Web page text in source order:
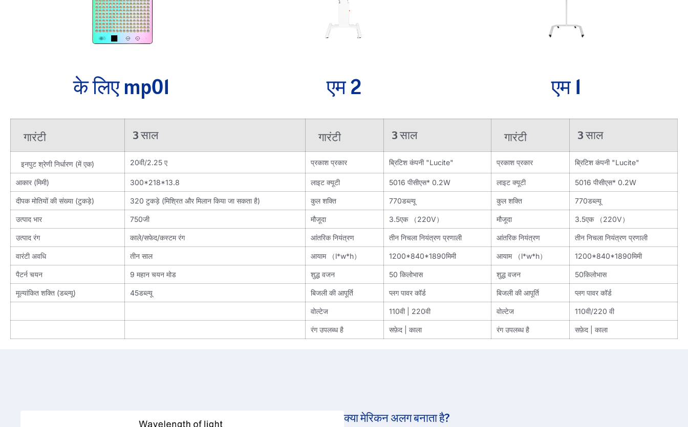
के लिए mp01 एम 2 एम 1
गारंटी 3 साल गारंटी 3 साल गारंटी 3 साल
इनपुट श्रेणी निर्धारण (में एक) 20वी/2.25 ए प्रकाश प्रकार ब्रिटिश कंपनी "Lucite" प्रकाश प्रकार ब्रिटिश कंपनी "Lucite"
आकार (मिमी) 300*218*13.8 लाइट क्यूटी 5016 पीसीएस* 0.2W लाइट क्यूटी 5016 पीसीएस* 0.2W
दीपक मोतियों की संख्या (टुकड़े) 320 टुकड़े (मिश्रित और मिलान किया जा सकता है) कुल शक्ति 770डब्ल्यू कुल शक्ति 770डब्ल्यू
उत्पाद भार 750जी मौजूदा 3.5एक （220V） मौजूदा 3.5एक （220V）
उत्पाद रंग काले/सफेद/कस्टम रंग आंतरिक नियंत्रण तीन निचला नियंत्रण प्रणाली आंतरिक नियंत्रण तीन निचला नियंत्रण प्रणाली
वारंटी अवधि तीन साल आयाम （l*w*h） 1200*840*1890मिमी आयाम （l*w*h） 1200*840*1890मिमी
पैटर्न चयन 9 महान चयन मोड शुद्ध वजन 50 किलोभास शुद्ध वजन 50किलोभास
मूल्यांकित शक्ति (डब्ल्यू) 45डब्ल्यू बिजली की आपूर्ति प्लग पावर कॉर्ड बिजली की आपूर्ति प्लग पावर कॉर्ड
वोल्टेज 110वी | 220वी वोल्टेज 110वी/220 वी
रंग उपलब्ध है सफ़ेद | काला रंग उपलब्ध है सफ़ेद | काला
क्या मेरिकन अलग बनाता है?